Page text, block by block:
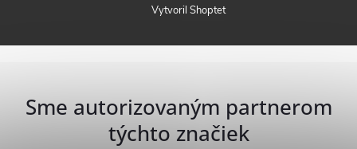
Vytvoril Shoptet
Sme autorizovaným partnerom
týchto značiek